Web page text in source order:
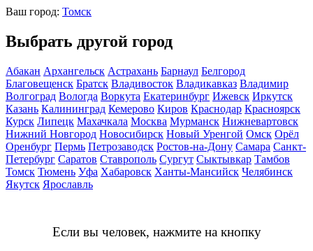
Ваш город: Томск
Выбрать другой город
Абакан Архангельск Астрахань Барнаул Белгород
Благовещенск Братск Владивосток Владикавказ Владимир
Волгоград Вологда Воркута Екатеринбург Ижевск Иркутск
Казань Калининград Кемерово Киров Краснодар Красноярск
Курск Липецк Махачкала Москва Мурманск Нижневартовск
Нижний Новгород Новосибирск Новый Уренгой Омск Орёл
Оренбург Пермь Петрозаводск Ростов-на-Дону Самара Санкт-
Петербург Саратов Ставрополь Сургут Сыктывкар Тамбов
Томск Тюмень Уфа Хабаровск Ханты-Мансийск Челябинск
Якутск Ярославль
Если вы человек, нажмите на кнопку